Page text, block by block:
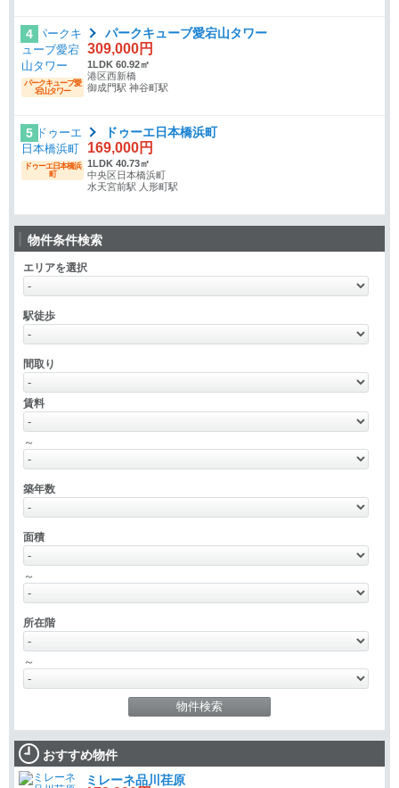
4
パークキューブ愛
宕山タワー
パークキューブ愛宕山タワー
309,000円
1LDK 60.92㎡
港区西新橋
御成門駅 神谷町駅
5
ドゥーエ日本橋浜
町
ドゥーエ日本橋浜町
169,000円
1LDK 40.73㎡
中央区日本橋浜町
水天宮前駅 人形町駅
物件条件検索
エリアを選択
駅徒歩
間取り
賃料
～
築年数
面積
～
所在階
～
おすすめ物件
ミレーネ品川荏原